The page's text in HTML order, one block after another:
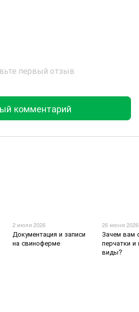
первый отзыв
комментарий
2 июля 2026
Документация и записи
на свиноферме
26 июня 2026
Зачем вам
перчатки
виды?